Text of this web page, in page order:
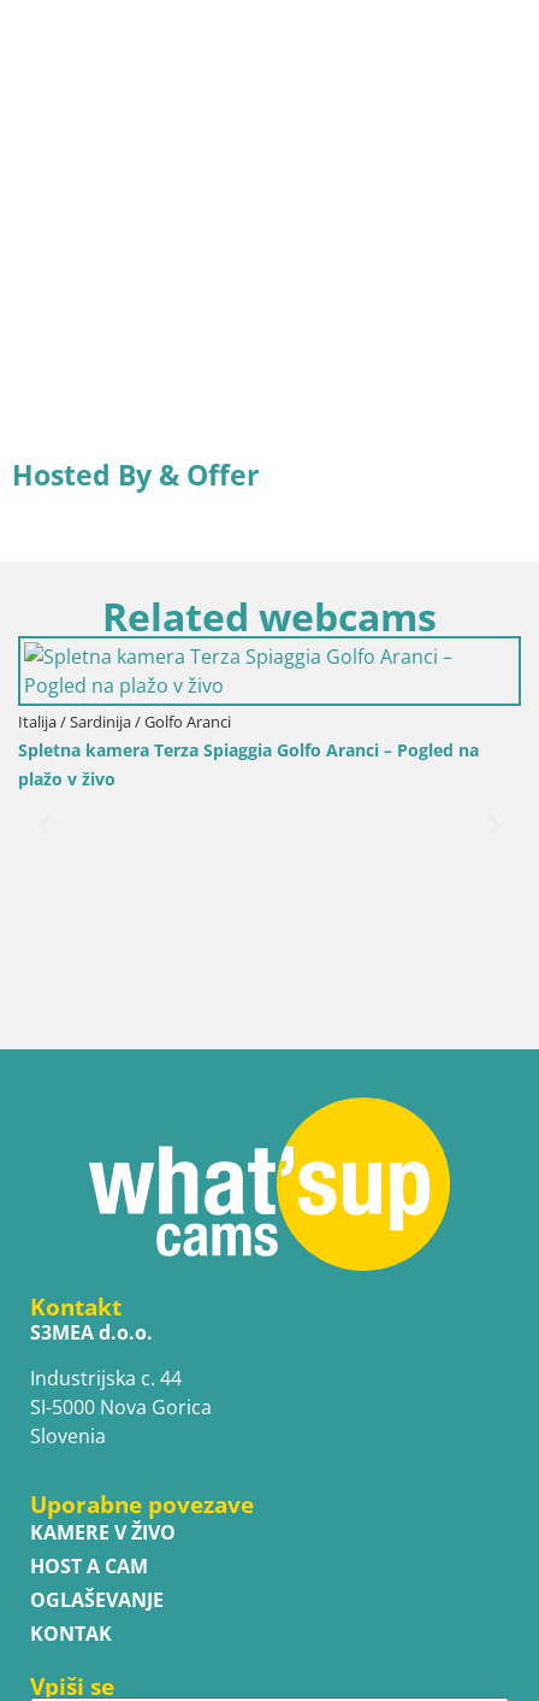
Hosted By & Offer
Related webcams
Aranci – Pogled na
Kontakt
S3MEA d.o.o.
Industrijska c. 44
SI-5000 Nova Gorica
Slovenia
Uporabne povezave
KAMERE V ŽIVO
HOST A CAM
OGLAŠEVANJE
KONTAK
Vpiši se